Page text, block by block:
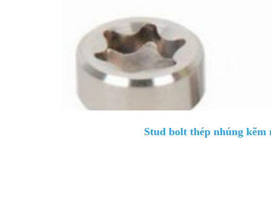
Stud bolt thép nhúng kẽm